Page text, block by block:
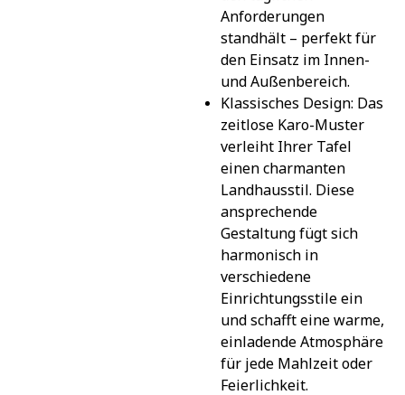
Anforderungen
standhält – perfekt für
den Einsatz im Innen-
und Außenbereich.
Klassisches Design: Das
zeitlose Karo-Muster
verleiht Ihrer Tafel
einen charmanten
Landhausstil. Diese
ansprechende
Gestaltung fügt sich
harmonisch in
verschiedene
Einrichtungsstile ein
und schafft eine warme,
einladende Atmosphäre
für jede Mahlzeit oder
Feierlichkeit.